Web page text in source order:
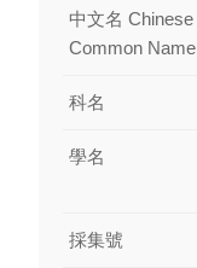
中文名 Chinese
Common Name
科名
學名
採集號